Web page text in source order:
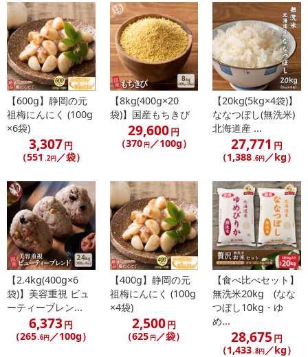
【600g】静岡の元
祖梅にんにく (100g
×6袋)
3,307円
（551 .2円／袋）
【8kg(400g×20
袋)】国産もちきび
29,600円
（370 円／100g）
【20kg(5kg×4袋)】
ななつぼし(無洗米)
北海道産 ...
27,771 円
（1,388.6円／kg）
【2.4kg(400g×6
袋)】美容重視 ビュ
ーティーブレン...
6,373円
（265 .6円 ／100g）
【400g】静岡の元
祖梅にんにく (100g
×4袋)
2,500円
（625 円 ／袋）
【食べ比べセット】
無洗米20kg (なな
つぼし10kg・ゆ
め...
28,675 円
（1,433 .8円 ／kg）